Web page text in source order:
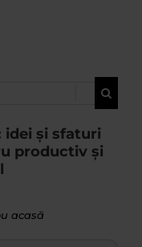
idei și sfaturi
productiv și
acasă